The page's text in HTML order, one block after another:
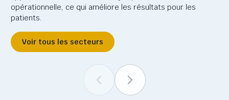
opérationnelle, ce qui améliore les résultats pour les
patients.
Voir tous les secteurs